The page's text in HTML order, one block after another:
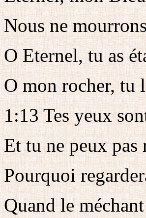
Nous ne
O Eternel, tu as
O mon rocher, tu
1:13 Tes yeux
Et tu ne peux
Pourquoi
Quand le